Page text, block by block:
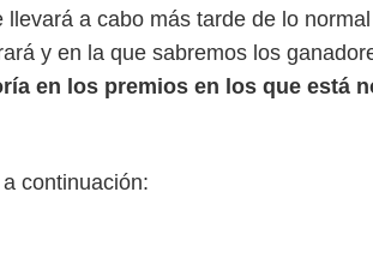
llevará a cabo más tarde de lo
y en la que sabremos los
en los premios en los que está
continuación: